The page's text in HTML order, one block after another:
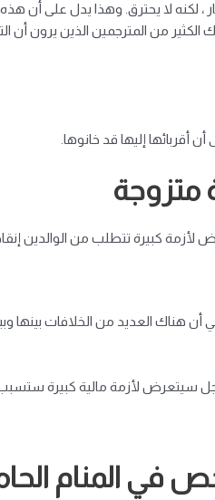
لكنه لا يحترق. وهذا يدل على أن
الكثير من المترجمين الذين يرون
أقربائها إليها قد خانوها.
متزوجة
لأزمة كبيرة تتطلب من الوالدين
هناك العديد من الخلافات بينها
سيتعرض لأزمة مالية كبيرة
في المنام